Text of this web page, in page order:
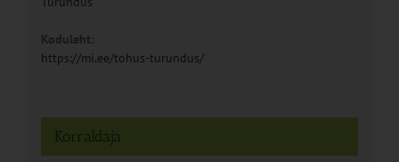
Koduleht:
https://mi.ee/tohus-turundus/
Korraldaja